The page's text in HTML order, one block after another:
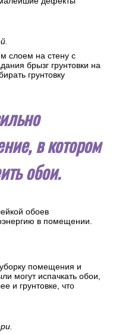
слоем на стену с
брызг грунтовки на
грунтовку
в котором
обои.
обоев
в помещении.
помещения и
могут испачкать обои,
и грунтовке, что